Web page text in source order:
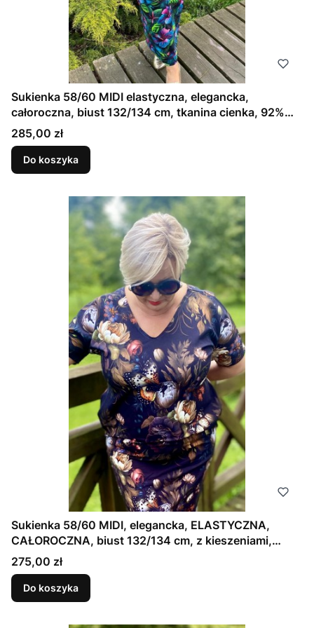
Sukienka 58/60 MIDI elastyczna, elegancka,
całoroczna, biust 132/134 cm, tkanina cienka, 92%
bawełny, lekki jersey, naturalna, wygodna, na duży
biust, z kieszeniami, FIOLETOWY HIBISKUS
Cena
285,00 zł
Do koszyka
Sukienka 58/60 MIDI, elegancka, ELASTYCZNA,
CAŁOROCZNA, biust 132/134 cm, z kieszeniami,
bawełna 95%, fason prosty, klasyczny, idealna na
większy biust, TAJEMNICZY OGRÓD
Cena
275,00 zł
Do koszyka